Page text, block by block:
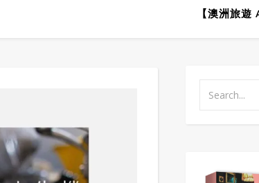
【澳洲旅遊